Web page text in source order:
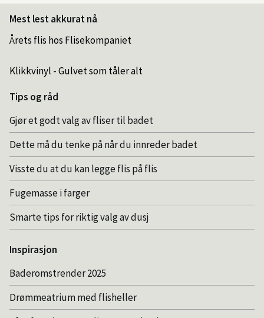
Mest lest akkurat nå
Årets flis hos Flisekompaniet
Klikkvinyl - Gulvet som tåler alt
Tips og råd
Gjør et godt valg av fliser til badet
Dette må du tenke på når du innreder badet
Visste du at du kan legge flis på flis
Fugemasse i farger
Smarte tips for riktig valg av dusj
Inspirasjon
Baderomstrender 2025
Drømmeatrium med flisheller